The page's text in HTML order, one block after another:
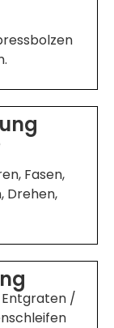
Fasen,
Drehen,
/